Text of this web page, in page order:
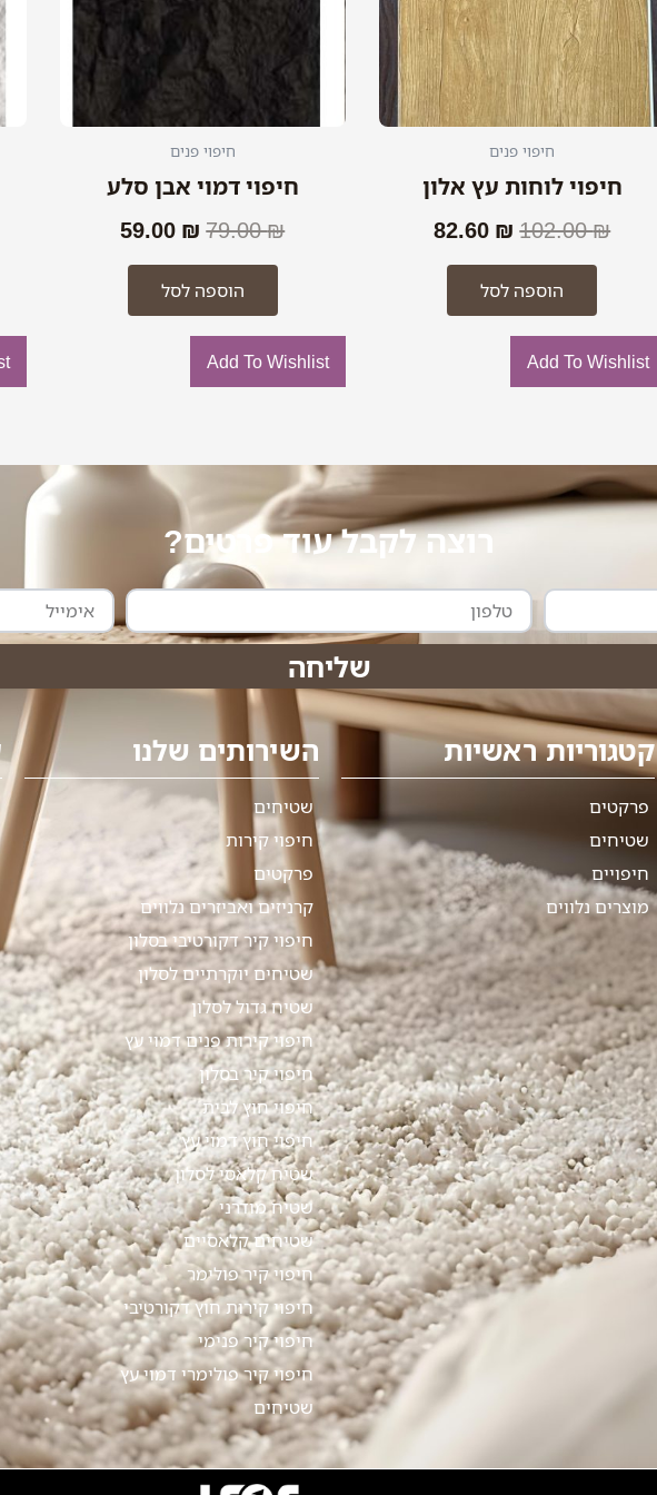
חיפוי פנים
חיפוי לוחות עץ אלון
102.00₪
82.60 ₪
הוספה לסל
Add To Wishlist
חיפוי פנים
חיפוי דמוי אבן סלע
79.00₪
59.00 ₪
הוספה לסל
Add To Wishlist
רוצה לקבל עוד פרטים?
טלפון אימייל
שליחה
קטגוריות ראשיות
פרקטים
שטיחים
חיפויים
מוצרים נלווים
השירותים שלנו
שטיחים
חיפוי קירות
פרקטים
קרניזים ואביזרים נלווים
חיפוי קיר דקורטיבי בסלון
שטיחים יוקרתיים לסלון
שטיח גדול לסלון
חיפוי קירות פנים דמוי עץ
חיפוי קיר בסלון
חיפוי חוץ לבית
חיפוי חוץ דמוי עץ
שטיח קלאסי לסלון
שטיח מודרני
שטיחים קלאסיים
חיפוי קיר פולימר
חיפוי קירות חוץ דקורטיבי
חיפוי קיר פנימי
חיפוי קיר פולימרי דמוי עץ
שטיחים